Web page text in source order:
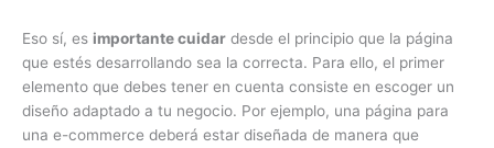
Eso sí, es importante cuidar desde el principio que la página
que estés desarrollando sea la correcta. Para ello, el primer
elemento que debes tener en cuenta consiste en escoger un
diseño adaptado a tu negocio. Por ejemplo, una página para
una e-commerce deberá estar diseñada de manera que